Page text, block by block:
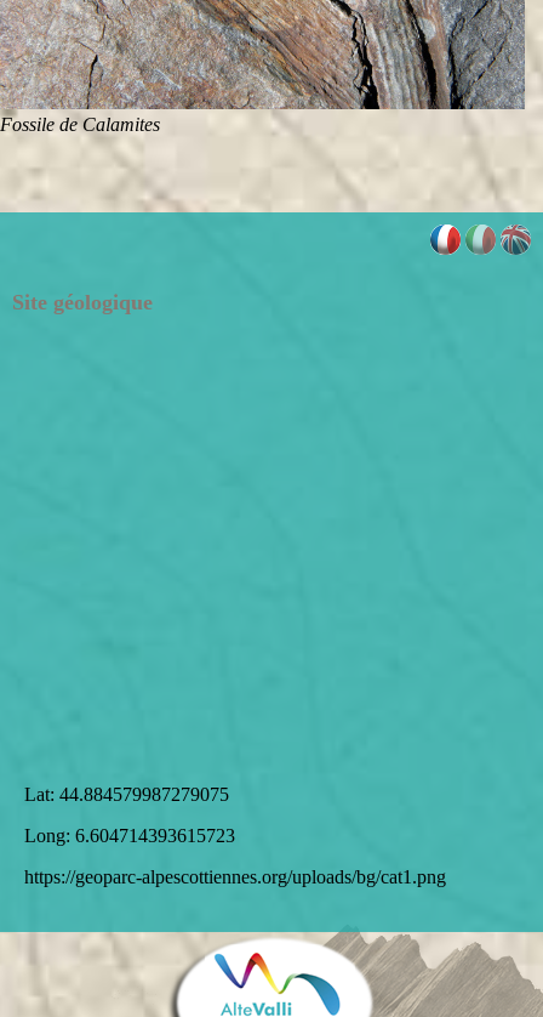
Fossile de Calamites
Site géologique
Lat: 44.884579987279075
Long: 6.604714393615723
https://geoparc-alpescottiennes.org/uploads/bg/cat1.png